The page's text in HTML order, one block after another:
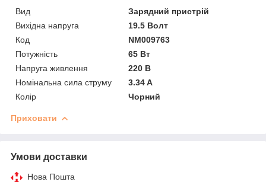
Вид
Зарядний пристрій
Вихідна напруга
19.5 Волт
Код
NM009763
Потужність
65 Вт
Напруга живлення
220 В
Номінальна сила струму
3.34 A
Колір
Чорний
Приховати
Умови доставки
Нова Пошта